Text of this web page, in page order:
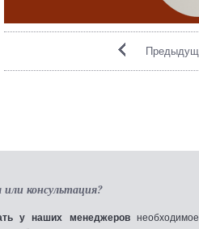
консультация?
у наших менеджеровнеобходимое